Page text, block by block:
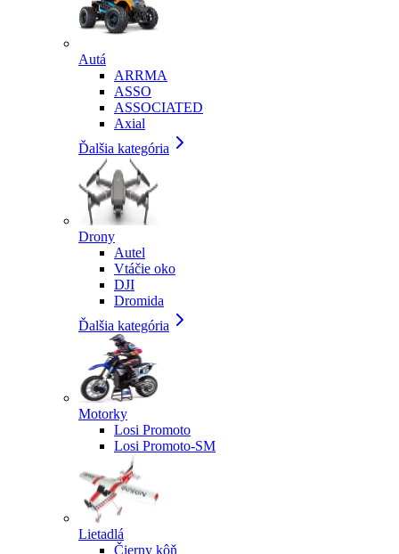
Autá
ARRMA
ASSO
ASSOCIATED
Axial
Ďalšia kategória
Drony
Autel
Vtáčie oko
DJI
Dromida
Ďalšia kategória
Motorky
Losi Promoto
Losi Promoto-SM
Lietadlá
Čierny kôň